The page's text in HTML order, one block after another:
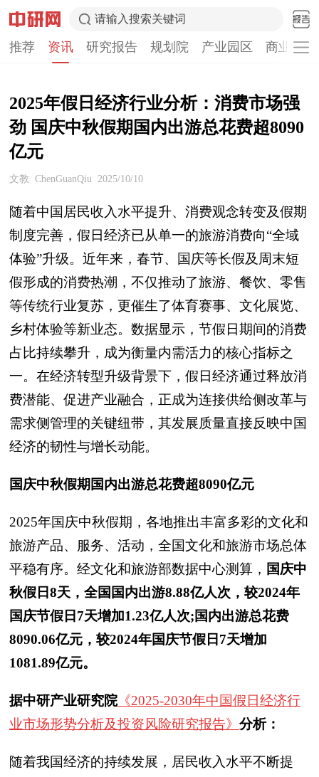
请输入搜索关键词
推荐 资讯 研究报告 规划院 产业园区 商业计
2025年假日经济行业分析：消费市场强
劲 国庆中秋假期国内出游总花费超8090
亿元
文教 ChenGuanQiu 2025/10/10
随着中国居民收入水平提升、消费观念转变及假期
制度完善，假日经济已从单一的旅游消费向“全域
体验”升级。近年来，春节、国庆等长假及周末短
假形成的消费热潮，不仅推动了旅游、餐饮、零售
等传统行业复苏，更催生了体育赛事、文化展览、
乡村体验等新业态。数据显示，节假日期间的消费
占比持续攀升，成为衡量内需活力的核心指标之
一。在经济转型升级背景下，假日经济通过释放消
费潜能、促进产业融合，正成为连接供给侧改革与
需求侧管理的关键纽带，其发展质量直接反映中国
经济的韧性与增长动能。
国庆中秋假期国内出游总花费超8090亿元
2025年国庆中秋假期，各地推出丰富多彩的文化和
旅游产品、服务、活动，全国文化和旅游市场总体
平稳有序。经文化和旅游部数据中心测算， 国庆中
秋假日8天，全国国内出游8.88亿人次，较2024年
国庆节假日7天增加1.23亿人次;国内出游总花费
8090.06亿元，较2024年国庆节假日7天增加
1081.89亿元。
据中研产业研究院《2025-2030年中国假日经济行
业市场形势分析及投资风险研究报告》 分析：
随着我国经济的持续发展，居民收入水平不断提